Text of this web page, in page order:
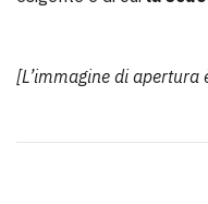
[L’immagine di apertura